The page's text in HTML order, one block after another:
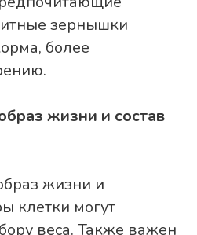
зернышки
более
жизни и состав
жизни и
клетки могут
веса. Также важен